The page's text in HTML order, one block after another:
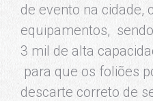
de evento na cidade,
equipamentos,
3 mil de alta
para que os foliões
descarte correto de